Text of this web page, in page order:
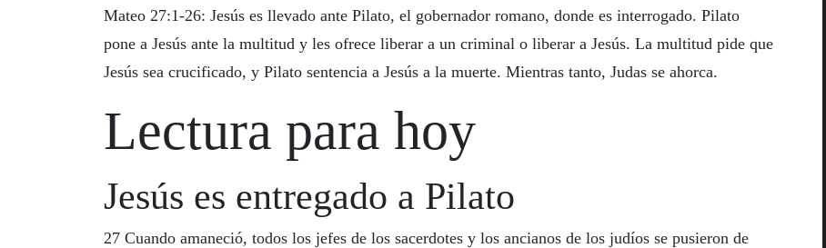
Mateo 27:1-26: Jesús es llevado ante Pilato, el gobernador romano, donde es interrogado. Pilato
pone a Jesús ante la multitud y les ofrece liberar a un criminal o liberar a Jesús. La multitud pide que
Jesús sea crucificado, y Pilato sentencia a Jesús a la muerte. Mientras tanto, Judas se ahorca.
Lectura para hoy
Jesús es entregado a Pilato
27 Cuando amaneció, todos los jefes de los sacerdotes y los ancianos de los judíos se pusieron de